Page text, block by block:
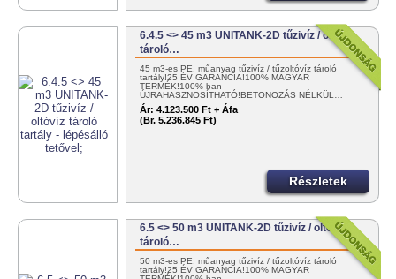
6.4.5 <> 45 m3 UNITANK-2D tűzivíz / oltóvíz
tároló…
45 m3-es PE. műanyag tűzivíz / tűzoltóvíz tároló
tartály!25 ÉV GARANCIA!100% MAGYAR
TERMÉK!100%-ban
ÚJRAHASZNOSÍTHATÓ!BETONOZÁS NÉLKÜL…
Ár: 4.123.500 Ft + Áfa
(Br. 5.236.845 Ft)
Részletek
6.5 <> 50 m3 UNITANK-2D tűzivíz / oltóvíz
tároló…
50 m3-es PE. műanyag tűzivíz / tűzoltóvíz tároló
tartály!25 ÉV GARANCIA!100% MAGYAR